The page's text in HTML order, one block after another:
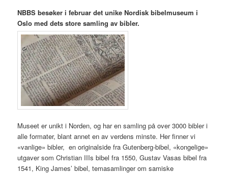
NBBS besøker i februar det unike Nordisk bibelmuseum i
Oslo med dets store samling av bibler.
Museet er unikt i Norden, og har en samling på over 3000 bibler i
alle formater, blant annet en av verdens minste. Her finner vi
«vanlige» bibler, en originalside fra Gutenberg-bibel, «kongelige»
utgaver som Christian IIIs bibel fra 1550, Gustav Vasas bibel fra
1541, King James’ bibel, temasamlinger om samiske